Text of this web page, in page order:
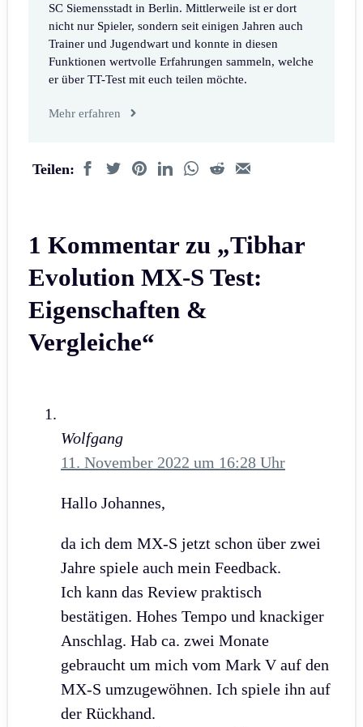
SC Siemensstadt in Berlin. Mittlerweile ist er dort
nicht nur Spieler, sondern seit einigen Jahren auch
Trainer und Jugendwart und konnte in diesen
Funktionen wertvolle Erfahrungen sammeln, welche
er über TT-Test mit euch teilen möchte.
Mehr erfahren
Teilen:
1 Kommentar zu „Tibhar
Evolution MX-S Test:
Eigenschaften &
Vergleiche“
Wolfgang
11. November 2022 um 16:28 Uhr
Hallo Johannes,
da ich dem MX-S jetzt schon über zwei
Jahre spiele auch mein Feedback.
Ich kann das Review praktisch
bestätigen. Hohes Tempo und knackiger
Anschlag. Hab ca. zwei Monate
gebraucht um mich vom Mark V auf den
MX-S umzugewöhnen. Ich spiele ihn auf
der Rückhand.